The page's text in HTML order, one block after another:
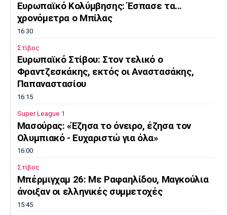
Ευρωπαϊκό Κολύμβησης: Έσπασε τα...
χρονόμετρα ο Μπίλας
16:30
Στίβος
Ευρωπαϊκό Στίβου: Στον τελικό ο
Φραντζεσκάκης, εκτός οι Αναστασάκης,
Παπαναστασίου
16:15
Super League 1
Μασούρας: «Έζησα το όνειρο, έζησα τον
Ολυμπιακό - Ευχαριστώ για όλα»
16:00
Στίβος
Μπέρμιγχαμ 26: Με Ραφαηλίδου, Μαγκούλια
άνοιξαν οι ελληνικές συμμετοχές
15:45